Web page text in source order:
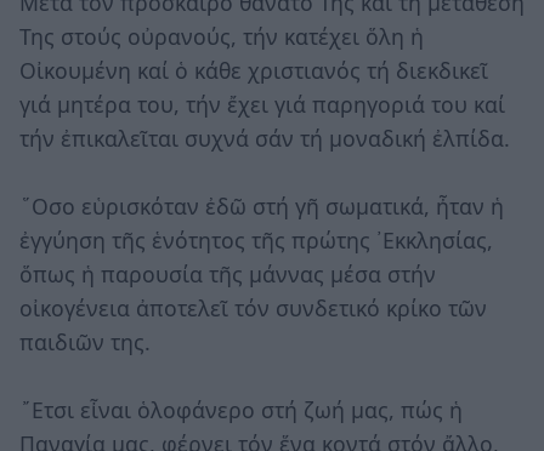
Της στούς οὐρανούς, τήν κατέχει ὅλη ἡ
Οἰκουμένη καί ὁ κάθε χριστιανός τή διεκδικεῖ
γιά μητέρα του, τήν ἔχει γιά παρηγοριά του καί
τήν ἐπικαλεῖται συχνά σάν τή μοναδική ἐλπίδα.
῞Οσο εὑρισκόταν ἐδῶ στή γῆ σωματικά, ἦταν ἡ
ἐγγύηση τῆς ἑνότητος τῆς πρώτης ᾿Εκκλησίας,
ὅπως ἡ παρουσία τῆς μάννας μέσα στήν
οἰκογένεια ἀποτελεῖ τόν συνδετικό κρίκο τῶν
παιδιῶν της.
῎Ετσι εἶναι ὁλοφάνερο στή ζωή μας, πώς ἡ
Παναγία μας, φέρνει τόν ἕνα κοντά στόν ἄλλο,